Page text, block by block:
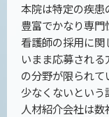
本院は特定の疾
豊富でかなり専門
看護師の採用に
いまま応募され
の分野が限られ
少なくないという
人材紹介会社は数